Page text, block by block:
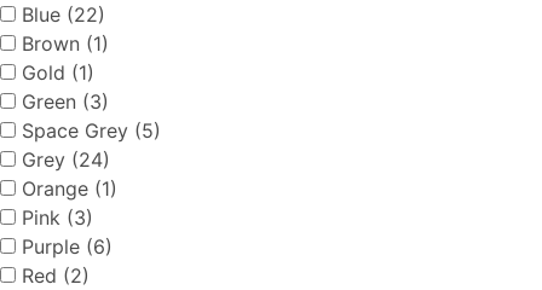
Blue (22)
Brown (1)
Gold (1)
Green (3)
Space Grey (5)
Grey (24)
Orange (1)
Pink (3)
Purple (6)
Red (2)